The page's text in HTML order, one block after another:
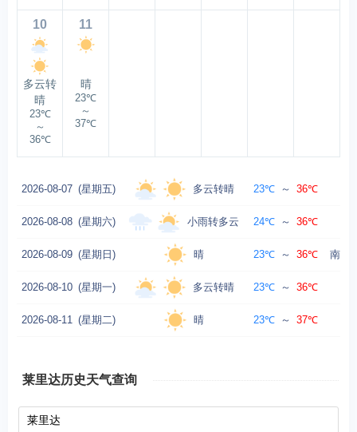
10
多云转
晴
23℃
～
36℃
11
晴
23℃
～
37℃
2026-08-07 (星期五) 多云转晴 23℃ ～ 36℃
2026-08-08 (星期六) 小雨转多云 24℃ ～ 36℃
2026-08-09 (星期日) 晴 23℃ ～ 36℃ 南风
2026-08-10 (星期一) 多云转晴 23℃ ～ 36℃
2026-08-11 (星期二) 晴 23℃ ～ 37℃
莱里达历史天气查询